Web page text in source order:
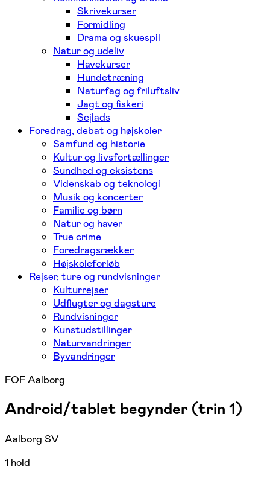
Skrivekurser
Formidling
Drama og skuespil
Natur og udeliv
Havekurser
Hundetræning
Naturfag og friluftsliv
Jagt og fiskeri
Sejlads
Foredrag, debat og højskoler
Samfund og historie
Kultur og livsfortællinger
Sundhed og eksistens
Videnskab og teknologi
Musik og koncerter
Familie og børn
Natur og haver
True crime
Foredragsrækker
Højskoleforløb
Rejser, ture og rundvisninger
Kulturrejser
Udflugter og dagsture
Rundvisninger
Kunstudstillinger
Naturvandringer
Byvandringer
FOF Aalborg
Android/tablet begynder (trin 1)
Aalborg SV
1 hold